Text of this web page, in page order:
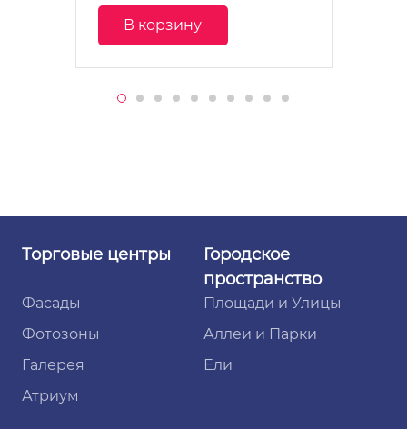
В корзину
Торговые центры
Фасады
Фотозоны
Галерея
Атриум
Городское
пространство
Площади и Улицы
Аллеи и Парки
Ели